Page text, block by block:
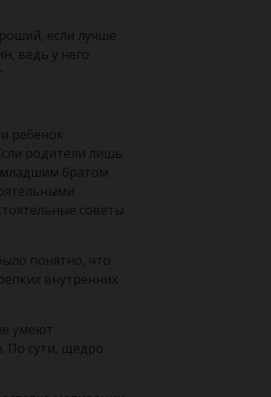
если лучше
ведь у него
ребенок
родители лишь
братом
советы
понятно, что
внутренних
умеют
По сути, щедро